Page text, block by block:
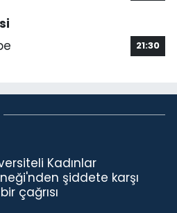
21:30
Kadınlar
şiddete karşı
çağrısı